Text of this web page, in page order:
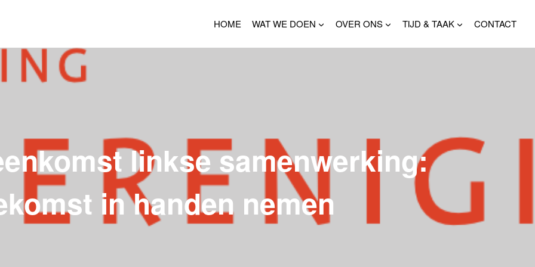
HOME WAT WE DOEN OVER ONS TIJD & TAAK CONTACT
linkse samenwerking:
in handen nemen